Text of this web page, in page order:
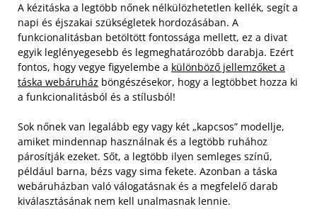
A kézitáska a legtöbb nőnek nélkülözhetetlen kellék, segít a
napi és éjszakai szükségletek hordozásában. A
funkcionalitásban betöltött fontossága mellett, ez a divat
egyik leglényegesebb és legmeghatározóbb darabja. Ezért
fontos, hogy vegye figyelembe a különböző jellemzőket a
táska webáruház böngészésekor, hogy a legtöbbet hozza ki
a funkcionalitásból és a stílusból!
Sok nőnek van legalább egy vagy két „kapcsos” modellje,
amiket mindennap használnak és a legtöbb ruhához
párosítják ezeket. Sőt, a legtöbb ilyen semleges színű,
például barna, bézs vagy sima fekete. Azonban a táska
webáruházban való válogatásnak és a megfelelő darab
kiválasztásának nem kell unalmasnak lennie.